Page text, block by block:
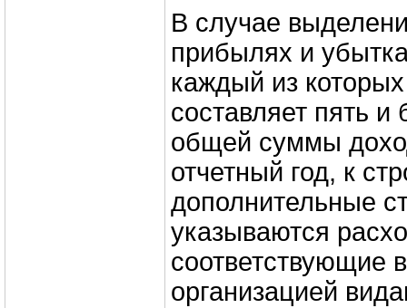
В случае
прибылях и
каждый из
составляет пять и
общей суммы
отчетный год, к
дополнительные
указываются
соответствующие
организацией